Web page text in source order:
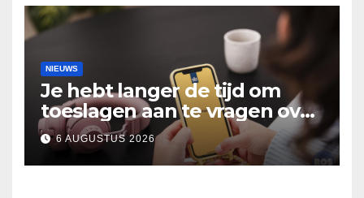
NIEUWS
Je hebt langer de tijd om
toeslagen aan te vragen over
2025
6 AUGUSTUS 2026